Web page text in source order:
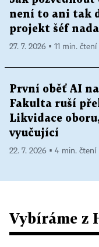
není to ani tak
projekt šéf
27. 7. 2026 ▪ 11 min. čtení
První oběť AI
Fakulta ruší
Likvidace
vyučující
22. 7. 2026 ▪ 4 min. čtení
Vybíráme z